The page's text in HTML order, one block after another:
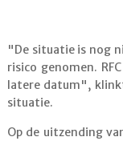
"De situatie is nog
risico genomen.
latere datum",
situatie.
Op de uitzending